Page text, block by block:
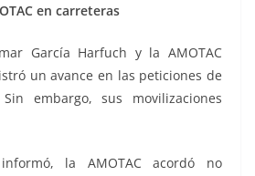
en carreteras
García Harfuch y la AMOTAC
un avance en las peticiones de
embargo, sus movilizaciones
la AMOTAC acordó no